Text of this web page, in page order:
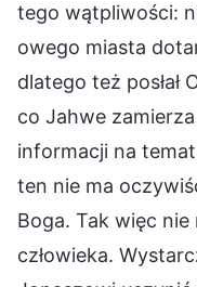
tego wątpliwości:
owego miasta
dlatego też posłał
co Jahwe
informacji na
ten nie ma
Boga. Tak więc
człowieka.